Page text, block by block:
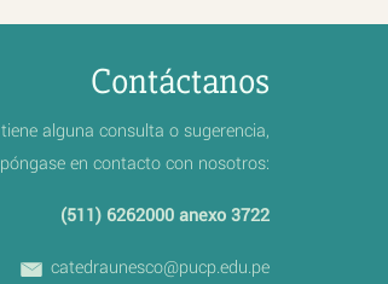
Contáctanos
alguna consulta o sugerencia,
póngase en contacto con nosotros:
(511) 6262000 anexo 3722
catedraunesco@pucp.edu.pe